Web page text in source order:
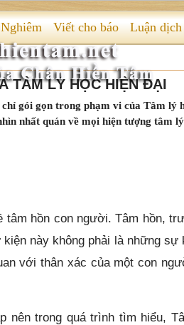
Viết cho báo Luận dịch
TÂM LÝ HỌC HIỆN ĐẠI
gói gọn trong phạm vi của Tâm lý
nhất quán về mọi hiện tượng tâm
tâm hồn con người. Tâm hồn,
này không phải là những sự
với thân xác của một con
nên trong quá trình tìm hiểu,